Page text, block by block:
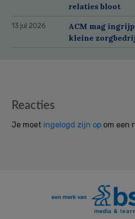
relaties bloot
13 jul 2026
ACM mag
kleine
Reader
Reacties
Je moet ingelogd zijn op om een